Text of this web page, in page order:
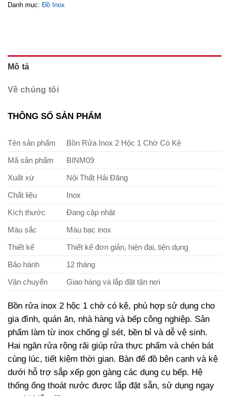
Danh mục: Đồ Inox
Mô tả
Về chúng tôi
THÔNG SỐ SẢN PHẨM
Tên sản phẩm
Bồn Rửa Inox 2 Hộc 1 Chờ Có Kệ
Mã sản phẩm
BINM09
Xuất xứ
Nội Thất Hải Đăng
Chất liệu
Inox
Kích thước
Đang cập nhật
Màu sắc
Màu bạc inox
Thiết kế
Thiết kế đơn giản, hiện đại, tiện dụng
Bảo hành
12 tháng
Vận chuyển
Giao hàng và lắp đặt tận nơi
Bồn rửa inox 2 hộc 1 chờ có kệ, phù hợp sử dụng cho
gia đình, quán ăn, nhà hàng và bếp công nghiệp. Sản
phẩm làm từ inox chống gỉ sét, bền bỉ và dễ vệ sinh.
Hai ngăn rửa rộng rãi giúp rửa thực phẩm và chén bát
cùng lúc, tiết kiệm thời gian. Bàn để đồ bên cạnh và kệ
dưới hỗ trợ sắp xếp gọn gàng các dụng cụ bếp. Hệ
thống ống thoát nước được lắp đặt sẵn, sử dụng ngay